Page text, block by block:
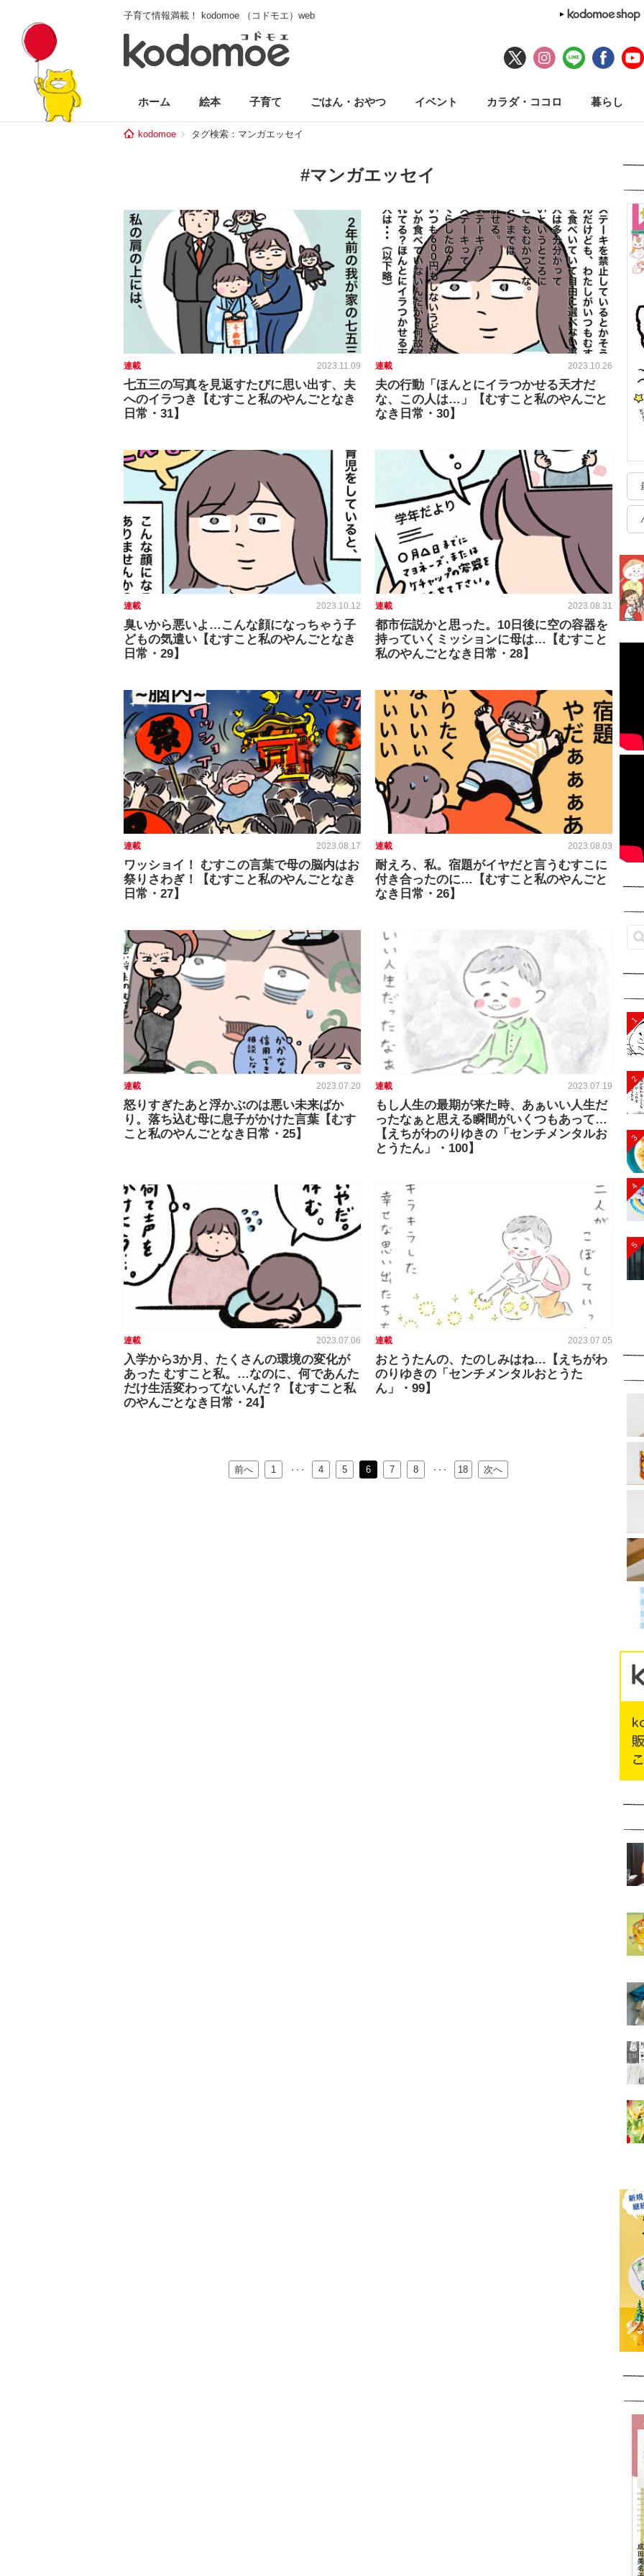
子育て情報満載！ kodomoe （コドモエ）web
ホーム 絵本 子育て ごはん・おやつ イベント カラダ・ココロ 暮らし
kodomoe タグ検索：マンガエッセイ
#マンガエッセイ
連載 2023.11.09
七五三の写真を見返すたびに思い出す、夫
へのイラつき【むすこと私のやんごとなき
日常・31】
連載 2023.10.26
夫の行動「ほんとにイラつかせる天才だ
な、この人は…」【むすこと私のやんごと
なき日常・30】
連載 2023.10.12
臭いから悪いよ…こんな顔になっちゃう子
どもの気遣い【むすこと私のやんごとなき
日常・29】
連載 2023.08.31
都市伝説かと思った。10日後に空の容器を
持っていくミッションに母は…【むすこと
私のやんごとなき日常・28】
連載 2023.08.17
ワッショイ！ むすこの言葉で母の脳内はお
祭りさわぎ！【むすこと私のやんごとなき
日常・27】
連載 2023.08.03
耐えろ、私。宿題がイヤだと言うむすこに
付き合ったのに…【むすこと私のやんごと
なき日常・26】
連載 2023.07.20
怒りすぎたあと浮かぶのは悪い未来ばか
り。落ち込む母に息子がかけた言葉【むす
こと私のやんごとなき日常・25】
連載 2023.07.19
もし人生の最期が来た時、あぁいい人生だ
ったなぁと思える瞬間がいくつもあって…
【えちがわのりゆきの「センチメンタルお
とうたん」・100】
連載 2023.07.06
入学から3か月、たくさんの環境の変化が
あった むすこと私。…なのに、何であんた
だけ生活変わってないんだ？【むすこと私
のやんごとなき日常・24】
連載 2023.07.05
おとうたんの、たのしみはね…【えちがわ
のりゆきの「センチメンタルおとうた
ん」・99】
前へ 1 4 5 6 7 8 18 次へ
1
2
3
4
5